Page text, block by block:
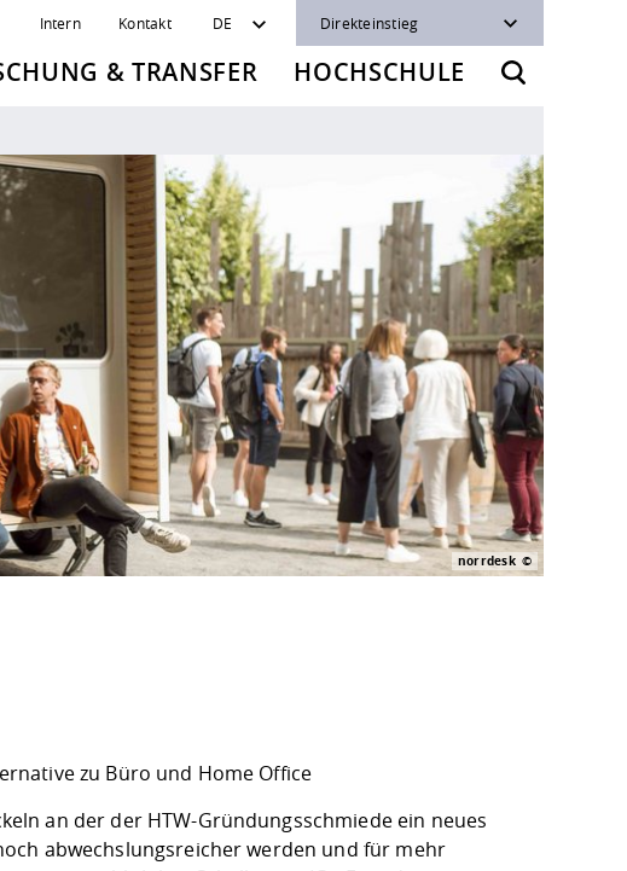
Intern Kontakt DE Direkteinstieg
& TRANSFER HOCHSCHULE
norrdesk
zu Büro und Home Office
an der der HTW-Gründungsschmiedeein neues
abwechslungsreicher werden und für mehr